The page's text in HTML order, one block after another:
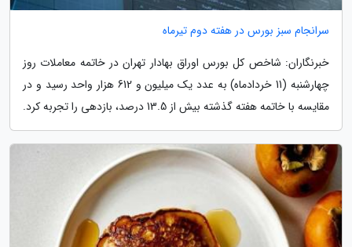
سرانجام سبز بورس در هفته دوم تیرماه
خبرنگاران: شاخص کل بورس اوراق بهادار تهران در خاتمه معاملات روز
چهارشنبه (11 خردادماه) به عدد یک میلیون و 612 هزار واحد رسید و در
مقایسه با خاتمه هفته گذشته بیش از 13.5 درصد، بازدهی را تجربه کرد.